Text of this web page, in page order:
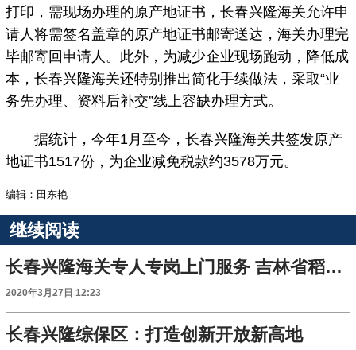
打印，需现场办理的原产地证书，长春兴隆海关允许申
请人将需签名盖章的原产地证书邮寄送达，海关办理完
毕邮寄回申请人。此外，为减少企业现场跑动，降低成
本，长春兴隆海关还特别推出简化手续做法，采取“业
务先办理、资料后补交”线上容缺办理方式。
据统计，今年1月至今，长春兴隆海关共签发原产
地证书1517份，为企业减免税款约3578万元。
编辑：田东艳
继续阅读
长春兴隆海关专人专岗上门服务 吉林省稻草出口逆势增长
2020年3月27日 12:23
长春兴隆综保区：打造创新开放新高地